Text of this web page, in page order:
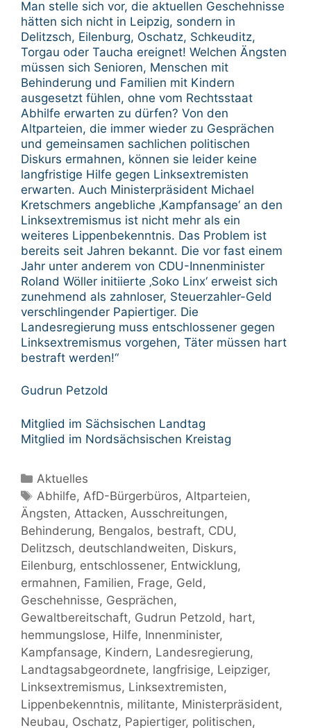
Man stelle sich vor, die aktuellen Geschehnisse
hätten sich nicht in Leipzig, sondern in
Delitzsch, Eilenburg, Oschatz, Schkeuditz,
Torgau oder Taucha ereignet! Welchen Ängsten
müssen sich Senioren, Menschen mit
Behinderung und Familien mit Kindern
ausgesetzt fühlen, ohne vom Rechtsstaat
Abhilfe erwarten zu dürfen? Von den
Altparteien, die immer wieder zu Gesprächen
und gemeinsamen sachlichen politischen
Diskurs ermahnen, können sie leider keine
langfristige Hilfe gegen Linksextremisten
erwarten. Auch Ministerpräsident Michael
Kretschmers angebliche ‚Kampfansage‘ an den
Linksextremismus ist nicht mehr als ein
weiteres Lippenbekenntnis. Das Problem ist
bereits seit Jahren bekannt. Die vor fast einem
Jahr unter anderem von CDU-Innenminister
Roland Wöller initiierte ‚Soko Linx‘ erweist sich
zunehmend als zahnloser, Steuerzahler-Geld
verschlingender Papiertiger. Die
Landesregierung muss entschlossener gegen
Linksextremismus vorgehen, Täter müssen hart
bestraft werden!“
Gudrun Petzold
Mitglied im Sächsischen Landtag
Mitglied im Nordsächsischen Kreistag
Kategorien
Aktuelles
Schlagwörter
Abhilfe, AfD-Bürgerbüros, Altparteien,
Ängsten, Attacken, Ausschreitungen,
Behinderung, Bengalos, bestraft, CDU,
Delitzsch, deutschlandweiten, Diskurs,
Eilenburg, entschlossener, Entwicklung,
ermahnen, Familien, Frage, Geld ,
Geschehnisse, Gesprächen,
Gewaltbereitschaft, Gudrun Petzold , hart,
hemmungslose, Hilfe, Innenminister,
Kampfansage, Kindern, Landesregierung,
Landtagsabgeordnete, langfrisige, Leipziger,
Linksextremismus, Linksextremisten,
Lippenbekenntnis, militante, Ministerpräsident,
Neubau, Oschatz, Papiertiger, politischen,